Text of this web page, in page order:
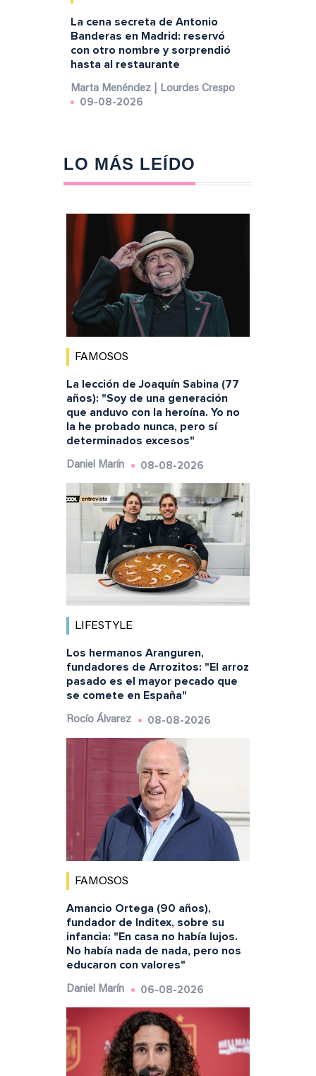
La cena secreta de Antonio
Banderas en Madrid: reservó
con otro nombre y sorprendió
hasta al restaurante
Marta Menéndez | Lourdes Crespo
09-08-2026
LO MÁS LEÍDO
FAMOSOS
La lección de Joaquín Sabina (77
años): "Soy de una generación
que anduvo con la heroína. Yo no
la he probado nunca, pero sí
determinados excesos"
Daniel Marín 08-08-2026
LIFESTYLE
Los hermanos Aranguren,
fundadores de Arrozitos: "El arroz
pasado es el mayor pecado que
se comete en España"
Rocío Álvarez 08-08-2026
FAMOSOS
Amancio Ortega (90 años),
fundador de Inditex, sobre su
infancia: "En casa no había lujos.
No había nada de nada, pero nos
educaron con valores"
Daniel Marín 06-08-2026